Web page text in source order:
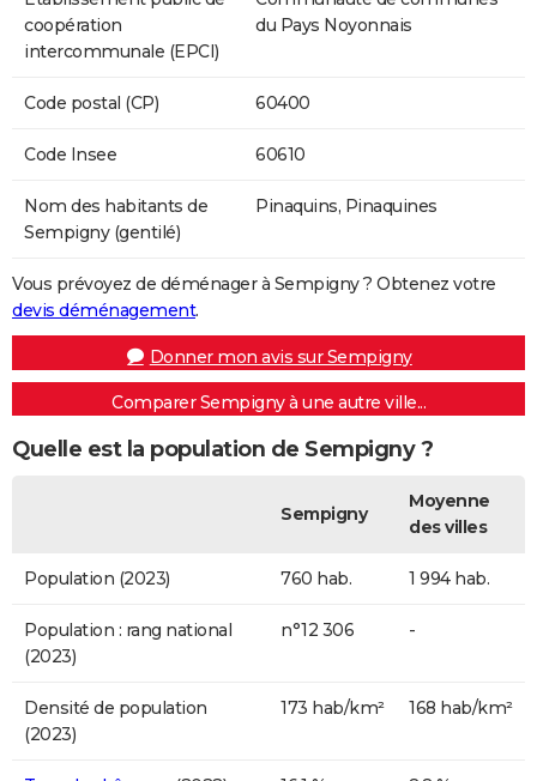
coopération
intercommunale (EPCI)
du Pays Noyonnais
Code postal (CP) 60400
Code Insee 60610
Nom des habitants de
Sempigny (gentilé)
Pinaquins, Pinaquines
Vous prévoyez de déménager à Sempigny ? Obtenez votre
devis déménagement.
Donner mon avis sur Sempigny
Comparer Sempigny à une autre ville...
Quelle est la population de Sempigny ?
Sempigny
Moyenne
des villes
Population (2023) 760 hab. 1 994 hab.
Population : rang national
(2023)
n°12 306 -
Densité de population
(2023)
173 hab/km² 168 hab/km²